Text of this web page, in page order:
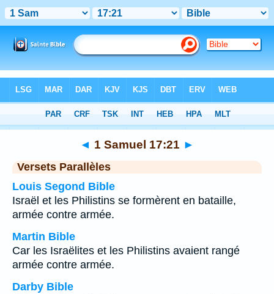
Chapitre 17 > Verset 21
◄ 1 Samuel 17:21 ►
Versets Parallèles
Louis Segond Bible
Israël et les Philistins se formèrent en bataille,
armée contre armée.
Martin Bible
Car les Israëlites et les Philistins avaient rangé
armée contre armée.
Darby Bible